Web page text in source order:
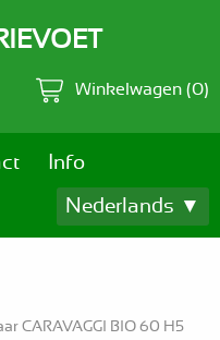
Winkelwagen (0)
Info
Nederlands ▼
CARAVAGGI BIO 60 H5